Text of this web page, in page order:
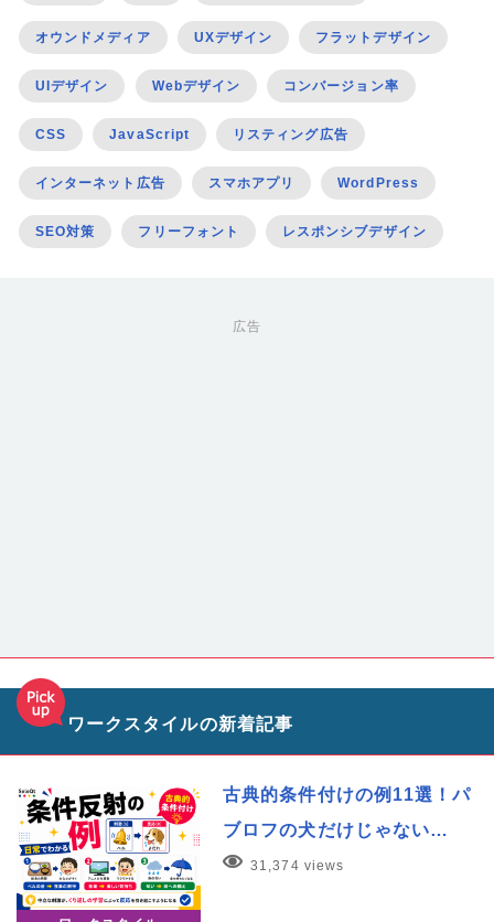
オウンドメディア UXデザイン フラットデザイン
UIデザイン Webデザイン コンバージョン率
CSS JavaScript リスティング広告
インターネット広告 スマホアプリ WordPress
SEO対策 フリーフォント レスポンシブデザイン
広告
ワークスタイルの新着記事
古典的条件付けの例11選！パ
ブロフの犬だけじゃない…
31,374 views